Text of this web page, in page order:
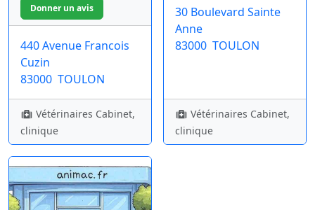
440 Avenue Francois
Cuzin
83000 TOULON
Vétérinaires Cabinet,
clinique
30 Boulevard Sainte
Anne
83000 TOULON
Vétérinaires Cabinet,
clinique